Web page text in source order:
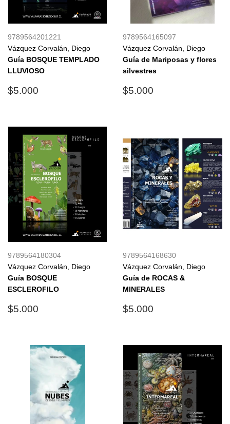
9789564201221
Vázquez Corvalán, Diego
Guía BOSQUE TEMPLADO
LLUVIOSO
Precio
$5.000
9789564165097
Vázquez Corvalán, Diego
Guía de Mariposas y flores
silvestres
Precio
$5.000
9789564180304
Vázquez Corvalán, Diego
Guía BOSQUE
ESCLEROFILO
Precio
$5.000
9789564168630
Vázquez Corvalán, Diego
Guía de ROCAS &
MINERALES
Precio
$5.000